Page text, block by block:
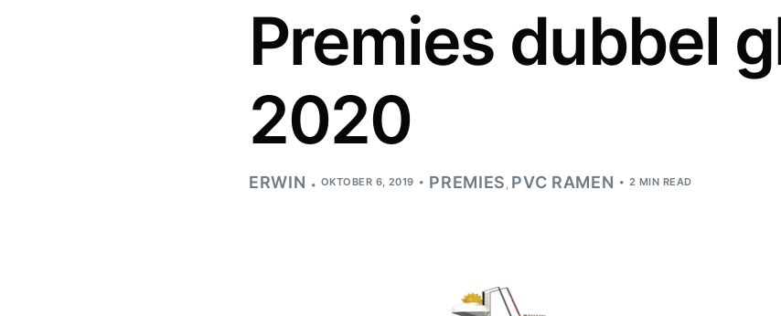
Premies dubbel
2020
ERWIN OKTOBER 6, 2019 PREMIES , PVC RAMEN 2 MIN READ